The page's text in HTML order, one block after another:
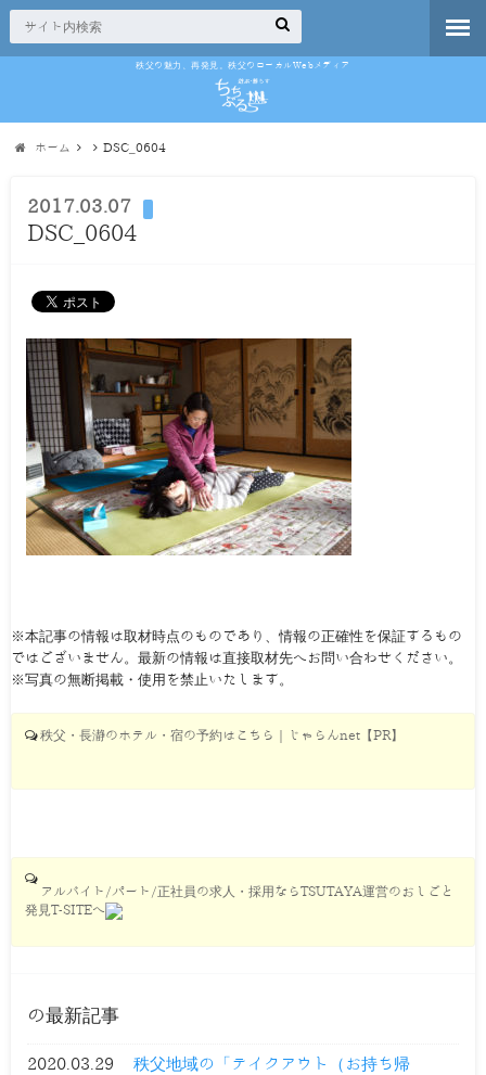
秩父の魅力、再発見。秩父のローカルWebメディア
ホーム DSC_0604
2017.03.07
DSC_0604
※本記事の情報は取材時点のものであり、情報の正確性を保証するもの
ではございません。最新の情報は直接取材先へお問い合わせください。
※写真の無断掲載・使用を禁止いたします。
秩父・長瀞のホテル・宿の予約はこちら｜じゃらんnet【PR】
アルバイト/パート/正社員の求人・採用ならTSUTAYA運営のおしごと
発見T-SITEへ
の最新記事
2020.03.29
秩父地域の「テイクアウト（お持ち帰